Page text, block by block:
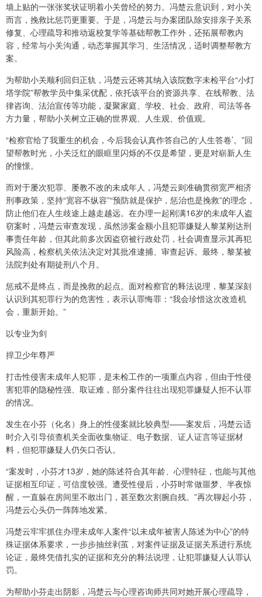
墙上贴的一张张奖状证明着小关曾经的努力。冯楚云意识到，对小关
而言，挽救比惩罚更重要。于是，冯楚云与办案团队除安排亲子关系
修复、心理疏导和推动返校复学等基础帮教工作外，还拓展帮教内
容，经常与小关沟通，动态掌握其学习、生活情况，适时调整帮教方
案。
为帮助小关顺利回归正轨，冯楚云还将其纳入该院数字未检平台“小灯
塔学院”帮教学员中集采优配，依托该平台的资源共享、在线帮教、法
律咨询、法治宣传等功能，凝聚家庭、学校、社会、政府、司法等各
方力量，帮助小关树立正确的世界观、人生观、价值观。
“检察官给了我重生的机会，今后我会认真作答自己的‘人生答卷’。”回
望帮教时光，小关泛红的眼眶里闪烁的不仅是希望，更是对崭新人生
的憧憬。
而对于屡次犯罪、屡教不改的未成年人，冯楚云则准确贯彻宽严相济
刑事政策，坚持“宽容不纵容”“预防就是保护，惩治也是挽救”的理念，
防止他们在人生歧途上越走越远。在办理一起刚满16岁的未成年人盗
窃案时，冯楚云审查发现，虽然涉案金额小且犯罪嫌疑人黎某刚达刑
事责任年龄，但其此前多次因盗窃被行政处罚，社会调查显示其再犯
风险高，检察机关依法决定对其批准逮捕、审查起诉。最终，黎某被
法院判处有期徒刑八个月。
惩戒不是终点，而是挽救的起点。面对检察官的释法说理，黎某深刻
认识到其犯罪行为的危害性，表示认罪悔罪：“我会珍惜这次改造机
会，重新开始。”
以专业为剑
捍卫少年尊严
打击性侵害未成年人犯罪，是未检工作的一项重点内容，但由于性侵
害犯罪的隐秘性强、取证难，部分案件往往出现犯罪嫌疑人拒不认罪
的情况。
发生在小芬（化名）身上的性侵案就比较典型——案发后，冯楚云适
时介入引导侦查机关全面收集物证、电子数据、证人证言等证据材
料，但犯罪嫌疑人仍矢口否认。
“案发时，小芬才13岁，她的陈述符合其年龄、心理特征，也能与其他
证据相互印证，可信度较强。遭受性侵后，小芬时常做噩梦、半夜惊
醒，一直躲在房间里不敢出门，甚至数次割腕自残。”再次聊起小芬，
冯楚云心头仍一阵阵地发紧。
冯楚云牢牢抓住办理未成年人案件“以未成年被害人陈述为中心”的特
殊证据体系要求，一步步抽丝剥茧，对案件证据及证据关系进行系统
论证，最终凭借扎实的证据和充分的释法说理，让犯罪嫌疑人认罪认
罚。
为帮助小芬走出阴影，冯楚云与心理咨询师共同对她开展心理疏导，